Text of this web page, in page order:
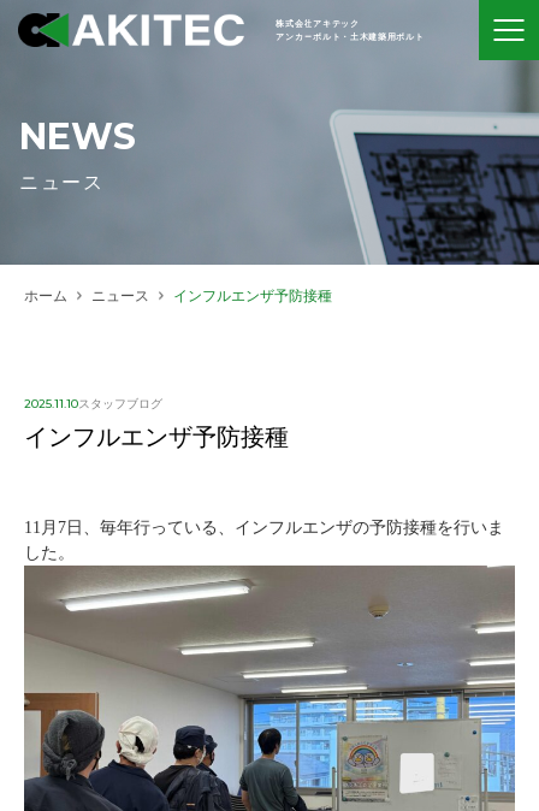
株式会社アキテック
アンカーボルト・土木建築用ボルト
NEWS
ニュース
ホーム ニュース インフルエンザ予防接種
2025.11.10スタッフブログ
インフルエンザ予防接種
11月7日、毎年行っている、インフルエンザの予防接種を行いま
した。